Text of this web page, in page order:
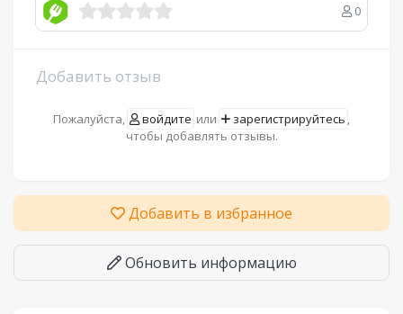
0
Добавить отзыв
Пожалуйста, войдите или зарегистрируйтесь ,
чтобы добавлять отзывы.
Добавить в избранное
Обновить информацию